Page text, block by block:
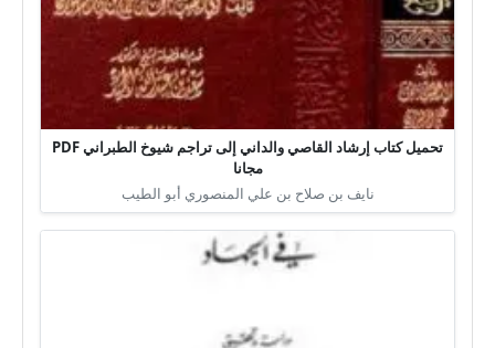
تحميل كتاب إرشاد القاصي والداني إلى تراجم شيوخ الطبراني PDF
مجانا
نايف بن صلاح بن علي المنصوري أبو الطيب